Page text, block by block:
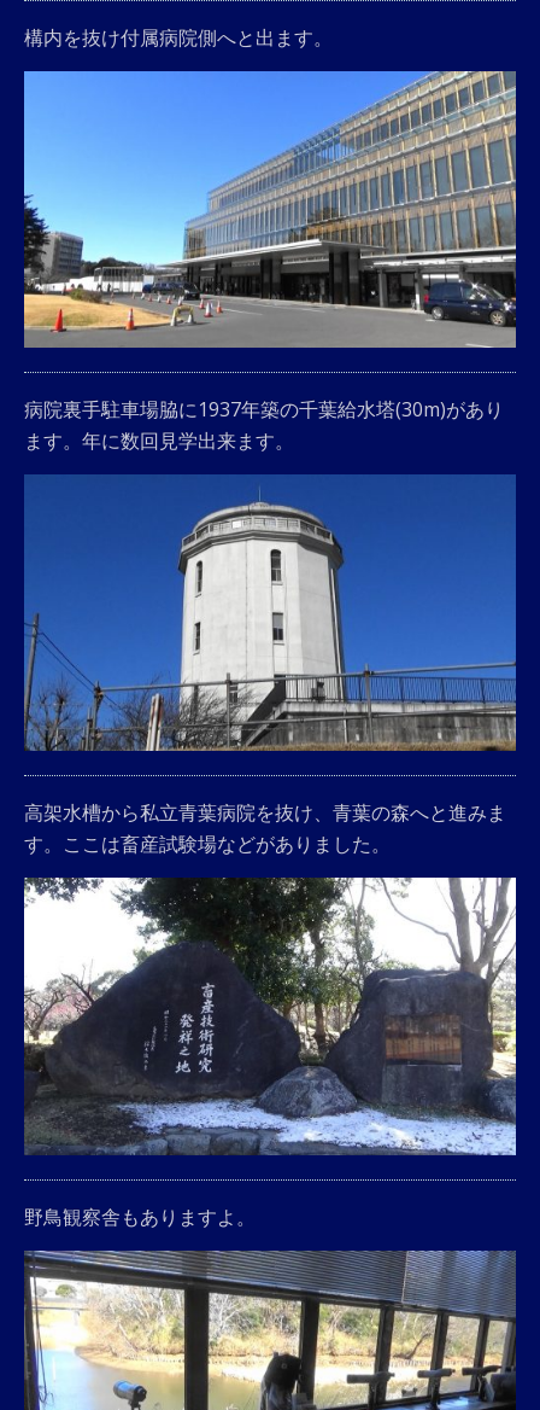
構内を抜け付属病院側へと出ます。
病院裏手駐車場脇に1937年築の千葉給水塔(30m)があり
ます。年に数回見学出来ます。
高架水槽から私立青葉病院を抜け、青葉の森へと進みま
す。ここは畜産試験場などがありました。
野鳥観察舎もありますよ。